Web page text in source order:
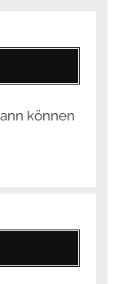
können